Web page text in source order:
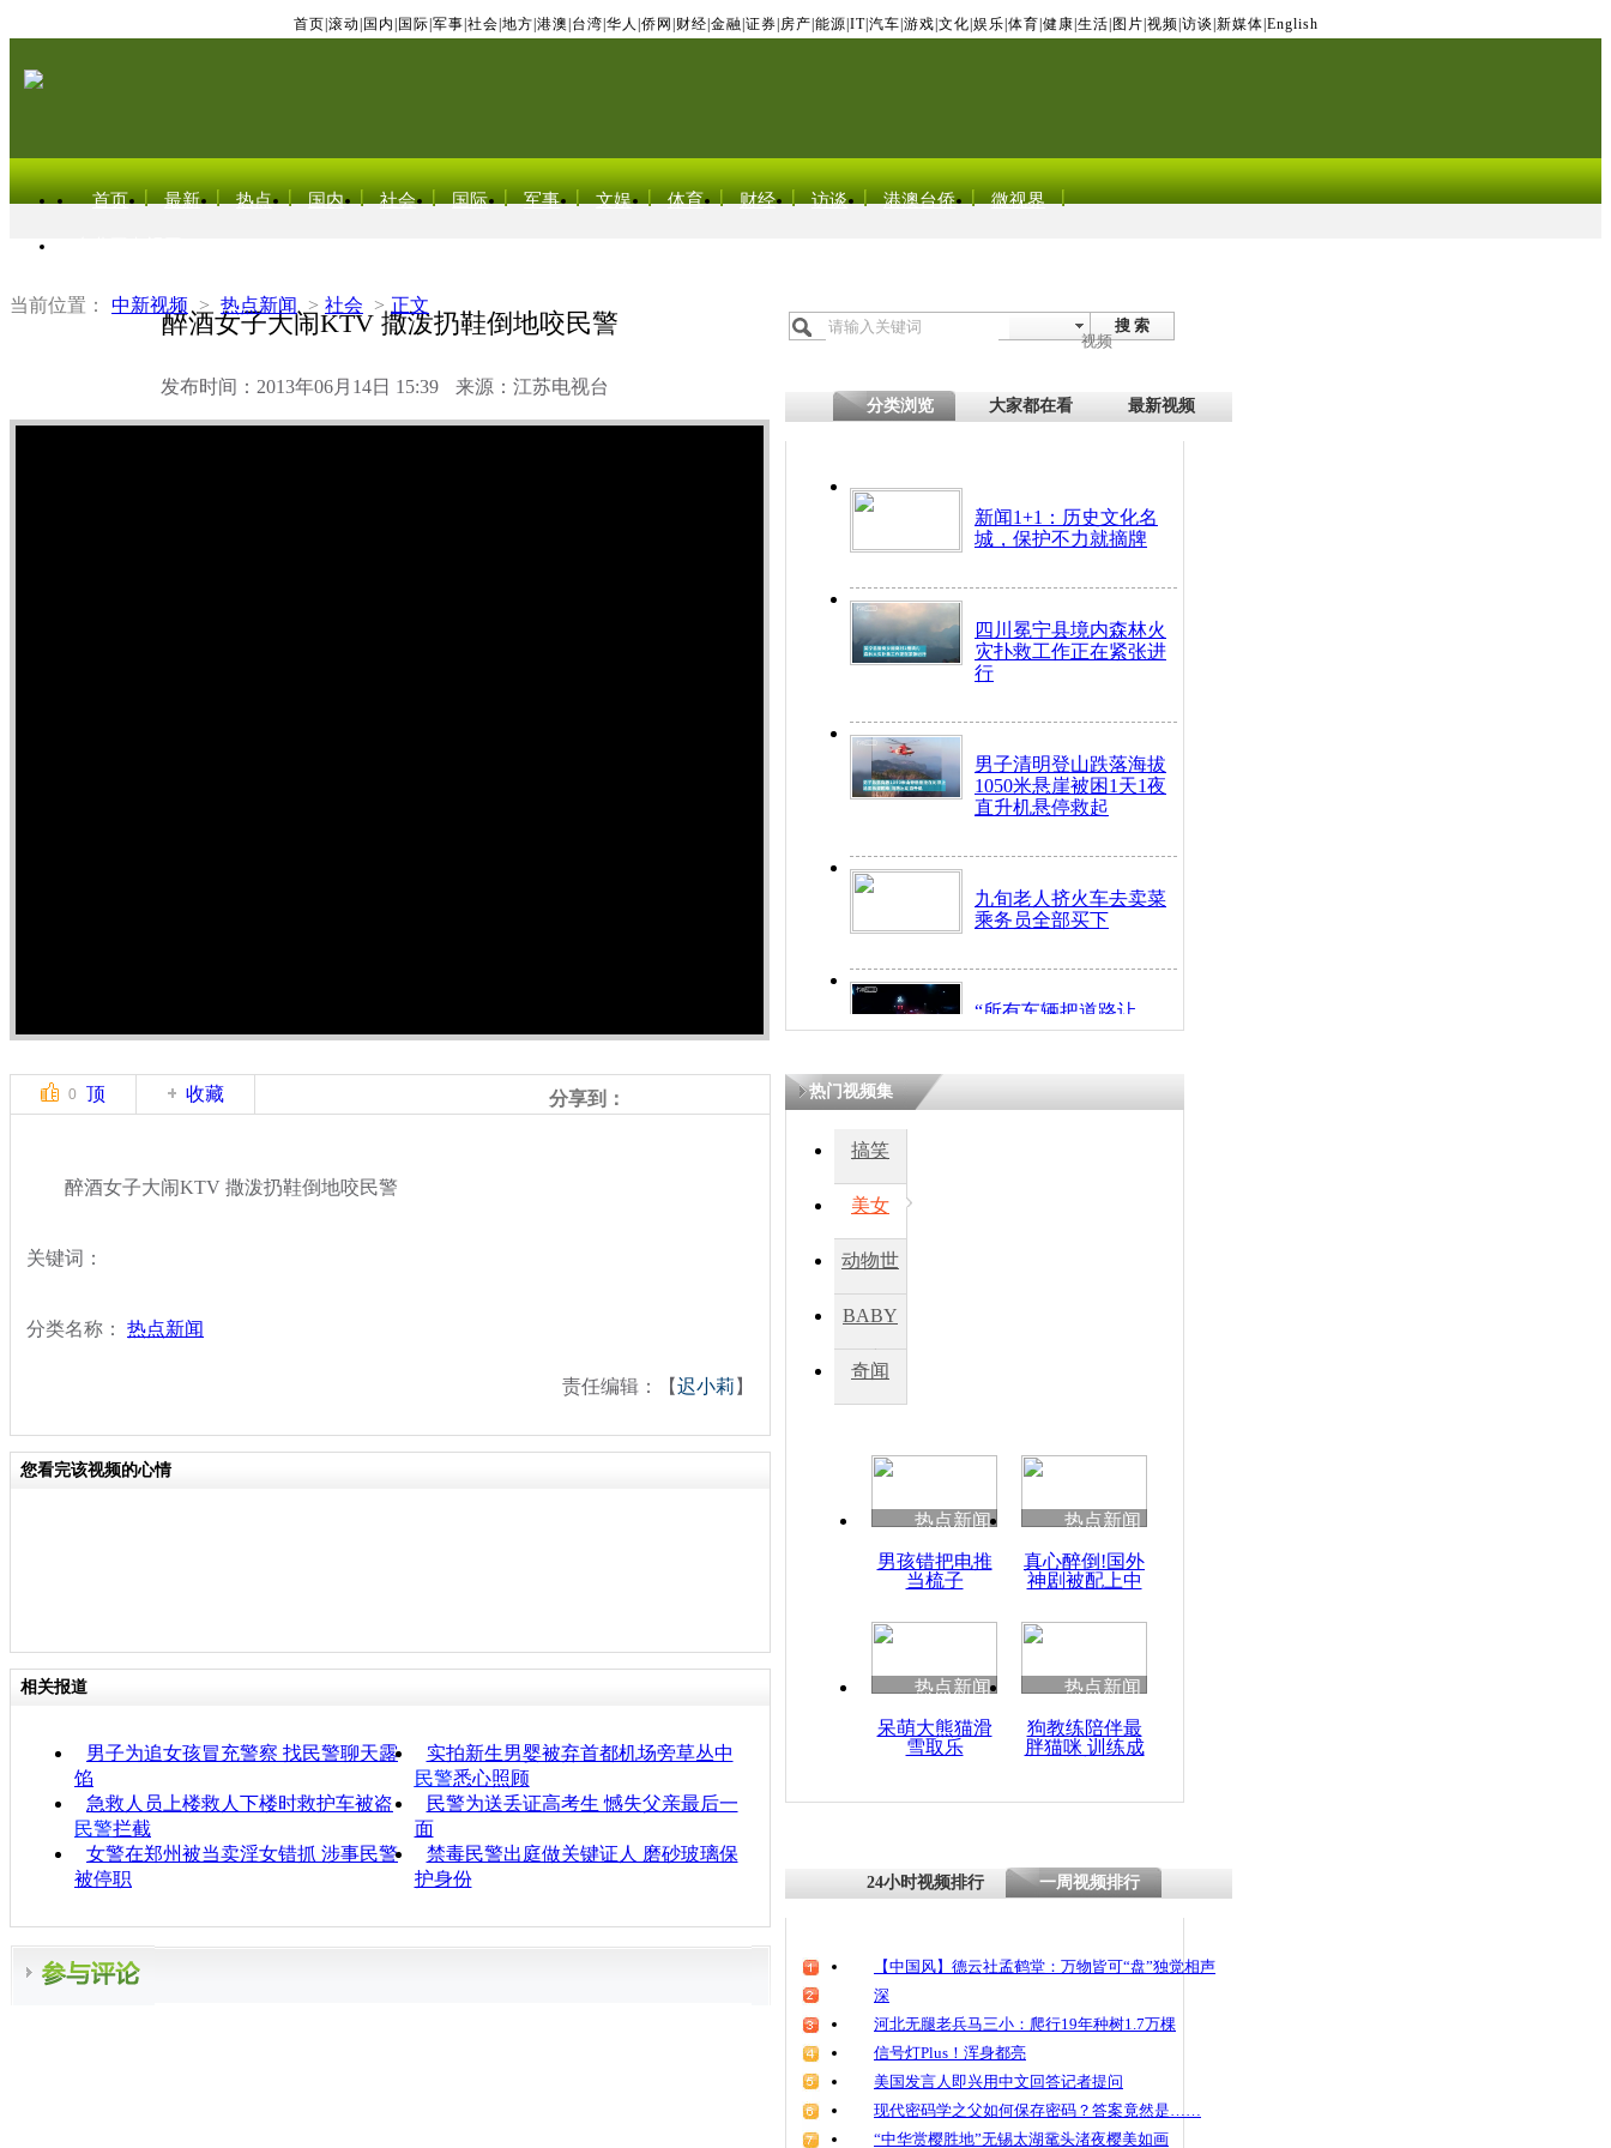
首页 滚动 国内 国际 军事 社会 地方 港澳 台湾 华人 侨网 财经 金融 证券 房产 能源 IT| 汽车 游戏 文化 娱乐 体育 健康 生活 图片 视频 访谈 新媒体 English
首页 最新 热点 国内 社会 国际 军事 文娱 体育 财经 访谈 港澳台侨 微视界
当前位置： 中新视频 > 热点新闻 > 社会 > 正文
醉酒女子大闹KTV 撒泼扔鞋倒地咬民警
发布时间：2013年06月14日 15:39 来源：江苏电视台
搜 索
视频
分类浏览 大家都在看 最新视频
新闻1+1：历史文化名
城，保护不力就摘牌
四川冕宁县境内森林火
灾扑救工作正在紧张进
行
男子清明登山跌落海拔
1050米悬崖被困1天1夜
直升机悬停救起
九旬老人挤火车去卖菜
乘务员全部买下
“所有车辆把道路让
开！”儿童突发疾病交
四川兴文苗乡上万人欢
度苗族花山节
清明祭英烈 哀思悼忠
醉酒女子大闹KTV 撒
0 顶 收藏 分享到：
醉酒女子大闹KTV 撒泼扔鞋倒地咬民警
关键词：
分类名称： 热点新闻
责任编辑：【迟小莉 】
您看完该视频的心情
相关报道
男子为追女孩冒充警察 找民警聊天露
馅
实拍新生男婴被弃首都机场旁草丛中
民警悉心照顾
急救人员上楼救人下楼时救护车被盗
民警拦截
民警为送丢证高考生 憾失父亲最后一
面
女警在郑州被当卖淫女错抓 涉事民警
被停职
禁毒民警出庭做关键证人 磨砂玻璃保
护身份
热门视频集
搞笑
美女
动物世
BABY
秀
奇闻
热点新闻
男孩错把电推
当梳子
热点新闻
真心醉倒!国外
神剧被配上中
热点新闻
呆萌大熊猫滑
雪取乐
热点新闻
狗教练陪伴最
胖猫咪 训练成
24小时视频排行 一周视频排行
【中国风】德云社孟鹤堂：万物皆可“盘”独觉相声
深
河北无腿老兵马三小：爬行19年种树1.7万棵
信号灯Plus！浑身都亮
美国发言人即兴用中文回答记者提问
现代密码学之父如何保存密码？答案竟然是……
“中华赏樱胜地”无锡太湖鼋头渚夜樱美如画